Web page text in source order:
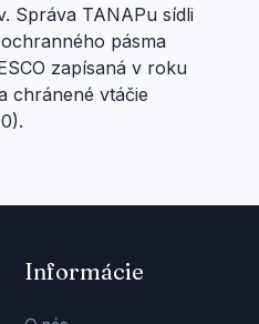
Správa TANAPu sídli
pásma
zapísaná v roku
chránené vtáčie
Informácie